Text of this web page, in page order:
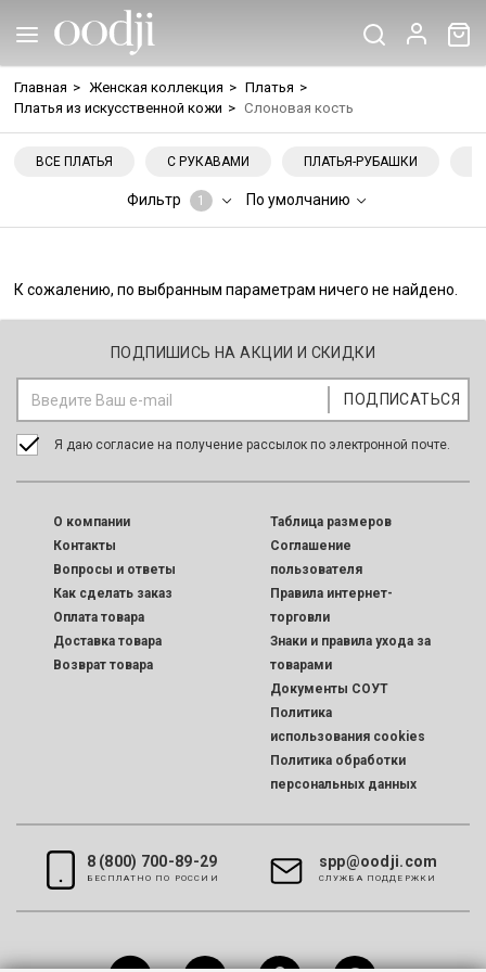
Главная > Женская коллекция > Платья >
Платья из искусственной кожи > Слоновая кость
ВСЕ ПЛАТЬЯ С РУКАВАМИ ПЛАТЬЯ-РУБАШКИ
Фильтр 1 По умолчанию
К сожалению, по выбранным параметрам ничего не найдено.
ПОДПИШИСЬ НА АКЦИИ И СКИДКИ
Я даю согласие на получение рассылок по электронной почте.
O компании
Контакты
Вопросы и ответы
Как сделать заказ
Оплата товара
Доставка товара
Возврат товара
Таблица размеров
Соглашение
пользователя
Правила интернет-
торговли
Знаки и правила ухода за
товарами
Документы СОУТ
Политика
использования cookies
Политика обработки
персональных данных
8 (800) 700-89-29
БЕСПЛАТНО ПО РОССИИ
spp@oodji.com
CЛУЖБА ПОДДЕРЖКИ